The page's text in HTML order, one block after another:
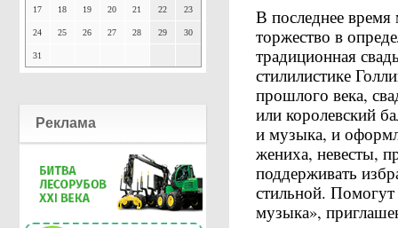
17 18 19 20 21 22 23
24 25 26 27 28 29 30
31
Реклама
В последнее время
торжество в
традиционная
стилилистике
прошлого века,
или королевский
и музыка, и
жениха, невесты,
поддерживать
стильной.
музыка»,